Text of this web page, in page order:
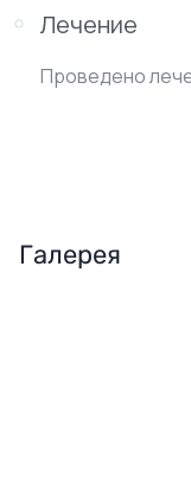
Лечение
Проведено
Галерея